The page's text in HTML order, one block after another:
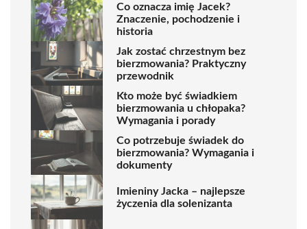
Co oznacza imię Jacek?
Znaczenie, pochodzenie i
historia
Jak zostać chrzestnym bez
bierzmowania? Praktyczny
przewodnik
Kto może być świadkiem
bierzmowania u chłopaka?
Wymagania i porady
Co potrzebuje świadek do
bierzmowania? Wymagania i
dokumenty
Imieniny Jacka – najlepsze
życzenia dla solenizanta